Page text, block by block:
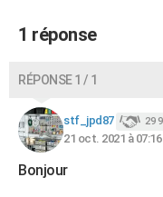
BONS PLANS
Dictionnaire
Biographies
Citations
Expressions
Proverbes
PROGRAMME TV
COPAINS D'AVANT
1 réponse
RÉPONSE 1 / 1
stf_jpd87 29
21 oct. 2021 à 07:16
Bonjour